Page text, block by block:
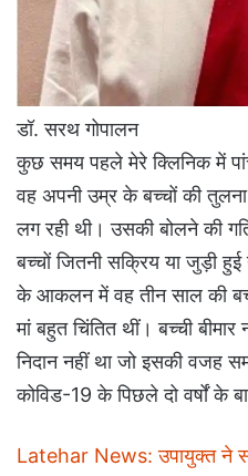
डॉ. सरथ गोपालन
कुछ समय पहले मेरे क्लिनिक में
वह अपनी उम्र के बच्चों की
लग रही थी। उसकी बोलने की
बच्चों जितनी सक्रिय या जुड़ी
के आकलन में वह तीन साल की
मां बहुत चिंतित थीं। बच्ची बीमार
निदान नहीं था जो इसकी वजह
कोविड-19 के पिछले दो वर्षों के
Latehar News: उपायुक्त ने